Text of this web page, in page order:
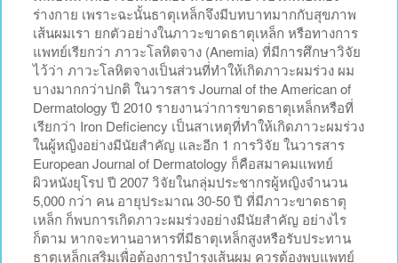
ร่างกาย เพราะฉะนั้นธาตุเหล็กจึงมีบทบาทมากกับสุขภาพ
เส้นผมเรา ยกตัวอย่างในภาวะขาดธาตุเหล็ก หรือทางการ
แพทย์เรียกว่า ภาวะโลหิตจาง (Anemia) ที่มีการศึกษาวิจัย
ไว้ว่า ภาวะโลหิตจางเป็นส่วนที่ทำให้เกิดภาวะผมร่วง ผม
บางมากกว่าปกติ ในวารสาร Journal of the American of
Dermatology ปี 2010 รายงานว่าการขาดธาตุเหล็กหรือที่
เรียกว่า Iron Deficiency เป็นสาเหตุที่ทำให้เกิดภาวะผมร่วง
ในผู้หญิงอย่างมีนัยสำคัญ และอีก 1 การวิจัย ในวารสาร
European Journal of Dermatology ก็คือสมาคมแพทย์
ผิวหนังยุโรป ปี 2007 วิจัยในกลุ่มประชากรผู้หญิงจำนวน
5,000 กว่า คน อายุประมาณ 30-50 ปี ที่มีภาวะขาดธาตุ
เหล็ก ก็พบการเกิดภาวะผมร่วงอย่างมีนัยสำคัญ อย่างไร
ก็ตาม หากจะทานอาหารที่มีธาตุเหล็กสูงหรือรับประทาน
ธาตุเหล็กเสริมเพื่อต้องการบำรุงเส้นผม ควรต้องพบแพทย์